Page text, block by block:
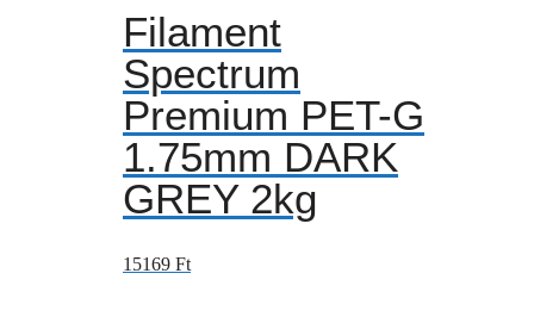
Filament
Spectrum
Premium PET-G
1.75mm DARK
GREY 2kg
15169 Ft